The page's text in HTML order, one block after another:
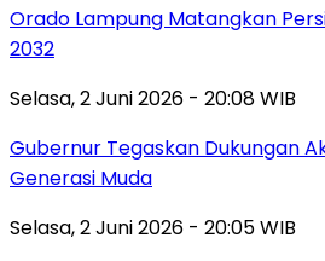
Orado Lampung Matangkan
2032
Selasa, 2 Juni 2026 - 20:08 WIB
Gubernur Tegaskan Dukungan
Generasi Muda
Selasa, 2 Juni 2026 - 20:05 WIB